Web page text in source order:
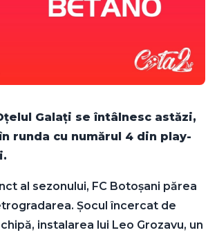
Galați se întâlnesc astăzi,
runda cu numărul 4 din play-
al sezonului, FC Botoșani părea
Șocul încercat de
instalarea lui Leo Grozavu, un